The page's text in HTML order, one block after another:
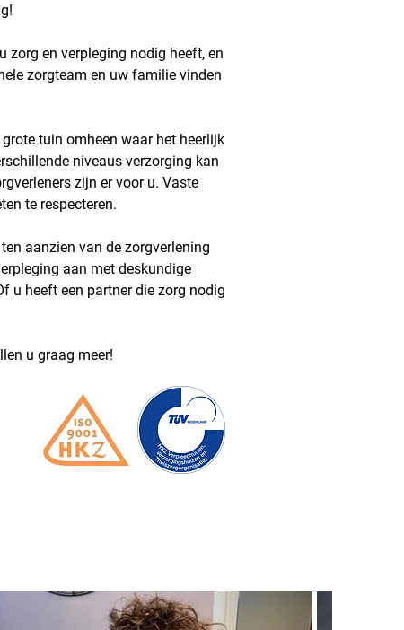
zorg en verpleging nodig heeft, en
zorgteam en uw familie vinden
tuin omheen waar het heerlijk
niveaus verzorging kan
zijn er voor u. Vaste
te respecteren.
aanzien van de zorgverlening
aan met deskundige
u heeft een partner die zorg nodig
u graag meer!